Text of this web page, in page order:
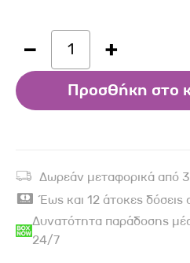
1
Προσθήκη στο
Δωρεάν μεταφορικά από
Έως και 12 άτοκες
Δυνατότητα παράδοσης
24/7